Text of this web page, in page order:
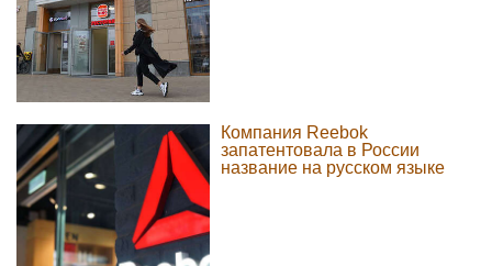
Компания Reebok
запатентовала в России
название на русском языке